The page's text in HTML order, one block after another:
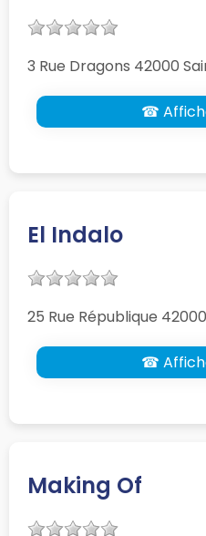
3 Rue Dragons 42000
☎
El Indalo
25 Rue République
☎
Making Of